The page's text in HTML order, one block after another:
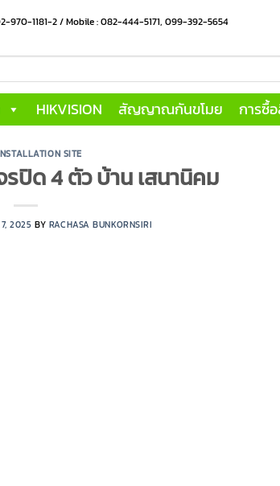
970-1181-2 / Mobile : 082-444-5171, 099-392-5654
HIKVISION สัญญาณกันขโมย การซื้
SITE
ปิด 4 ตัว บ้าน เสนานิคม
2025 BY RACHASA BUNKORNSIRI